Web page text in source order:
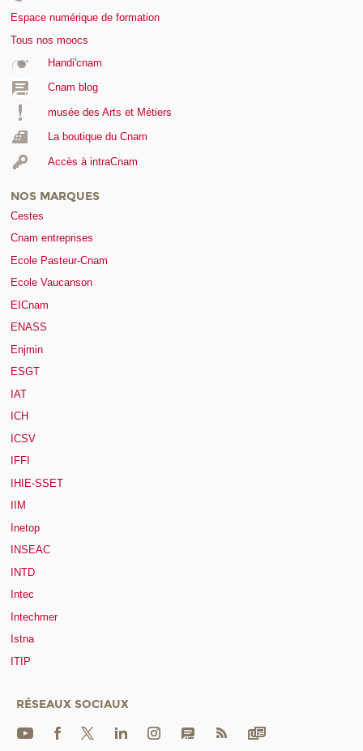
Espace numérique de formation
Tous nos moocs
Handi'cnam
Cnam blog
musée des Arts et Métiers
La boutique du Cnam
Accès à intraCnam
NOS MARQUES
Cestes
Cnam entreprises
Ecole Pasteur-Cnam
Ecole Vaucanson
EICnam
ENASS
Enjmin
ESGT
IAT
ICH
ICSV
IFFI
IHIE-SSET
IIM
Inetop
INSEAC
INTD
Intec
Intechmer
Istna
ITIP
RÉSEAUX SOCIAUX